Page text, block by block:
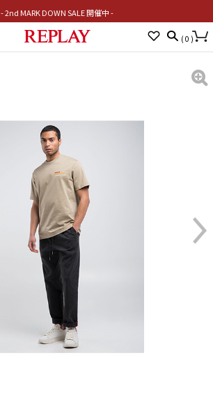
- 2nd MARK DOWN SALE 開催中 -
( 0 )